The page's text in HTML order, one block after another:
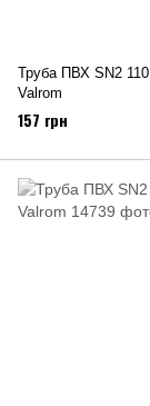
Труба ПВХ SN2
Valrom
157 грн